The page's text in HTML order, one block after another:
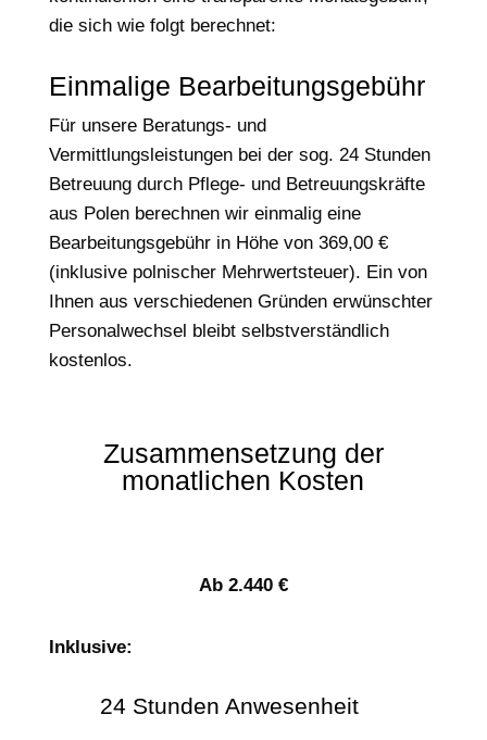
die sich wie folgt berechnet:
Einmalige Bearbeitungsgebühr
Für unsere Beratungs- und
Vermittlungsleistungen bei der sog. 24 Stunden
Betreuung durch Pflege- und Betreuungskräfte
aus Polen berechnen wir einmalig eine
Bearbeitungsgebühr in Höhe von 369,00 €
(inklusive polnischer Mehrwertsteuer). Ein von
Ihnen aus verschiedenen Gründen erwünschter
Personalwechsel bleibt selbstverständlich
kostenlos.
Zusammensetzung der
monatlichen Kosten
Ab 2.440 €
Inklusive:
24 Stunden Anwesenheit